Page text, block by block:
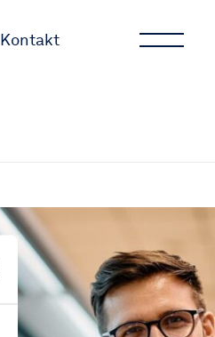
Kontakt